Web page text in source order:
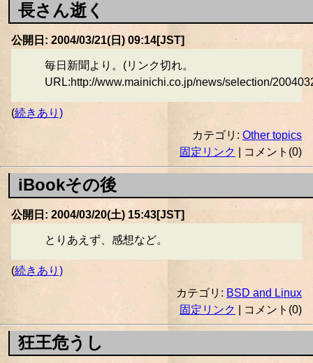
長さん逝く
公開日: 2004/03/21(日) 09:14[JST]
毎日新聞より。(リンク切れ。
URL:http://www.mainichi.co.jp/news/selection/
(続きあり)
カテゴリ: Other topics
固定リンク
| コメント(0)
iBookその後
公開日: 2004/03/20(土) 15:43[JST]
とりあえず、感想など。
(続きあり)
カテゴリ: BSD and Linux
固定リンク
| コメント(0)
狂王危うし